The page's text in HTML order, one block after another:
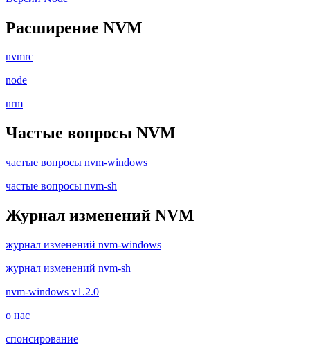
Расширение NVM
nvmrc
node
nrm
Частые вопросы NVM
частые вопросы nvm-windows
частые вопросы nvm-sh
Журнал изменений NVM
журнал изменений nvm-windows
журнал изменений nvm-sh
nvm-windows v1.2.0
о нас
спонсирование